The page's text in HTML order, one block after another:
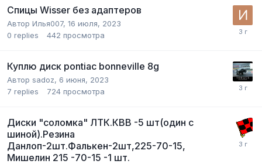
Спицы Wisser без адаптеров
Автор Илья007, 16 июля, 2023
0 replies 442 просмотра
Куплю диск pontiac bonneville 8g
Автор sadoz, 6 июня, 2023
7 replies 724 просмотра
Диски "соломка" ЛТК.КВВ -5 шт(один с
шиной).Резина
Данлоп-2шт.Фалькен-2шт,225-70-15,
Мишелин 215 -70-15 -1 шт.